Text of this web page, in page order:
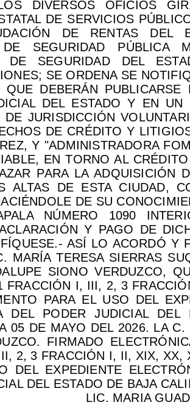
DIVERSOS OFICIOS
DE SERVICIOS
DE RENTAS DEL
DE SEGURIDAD PÚBLICA
DE SEGURIDAD DEL
SE ORDENA SE
QUE DEBERÁN
DEL ESTADO Y EN
DE JURISDICCIÓN
DE CRÉDITO Y
Y "ADMINISTRADORA
EN TORNO AL
PARA LA ADQUISICIÓN
ALTAS DE ESTA CIUDAD,
DE SU
NÚMERO 1090
Y PAGO DE
ASÍ LO ACORDÓ Y
MARÍA TERESA SIERRAS
SIONO VERDUZCO,
FRACCIÓN I, III, 2, 3
PARA EL USO DEL
DEL PODER JUDICIAL
05 DE MAYO DEL 2026. LA
FIRMADO
2, 3 FRACCIÓN I, II, XIX, XX,
DEL EXPEDIENTE
DEL ESTADO DE BAJA
LIC. MARIA